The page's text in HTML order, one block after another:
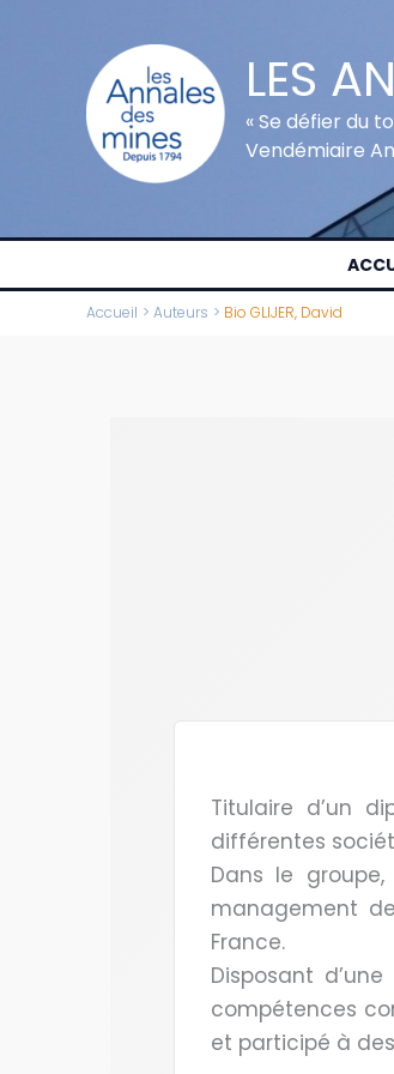
LES
« Se défier du
Vendémiaire
Accueil Auteurs Bio GLIJER, David
Titulaire d’un
différentes
Dans le
management
France.
Disposant
compétences
et participé à